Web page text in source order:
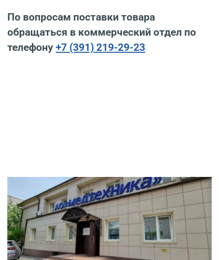
По вопросам поставки товара
обращаться в коммерческий отдел по
телефону +7 (391) 219-29-23